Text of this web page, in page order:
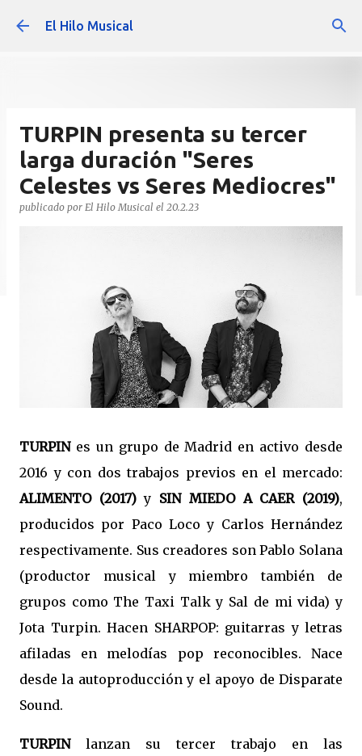
Ir al contenido principal
El Hilo Musical
TURPIN presenta su tercer
larga duración "Seres
Celestes vs Seres Mediocres"
publicado por El Hilo Musical el 20.2.23
TURPINes un grupo de Madrid en activo desde
2016 y con dos trabajos previos en el mercado:
ALIMENTO (2017)y SIN MIEDO A CAER (2019),
producidos por Paco Loco y Carlos Hernández
respectivamente. Sus creadores son Pablo Solana
(productor musical y miembro también de
grupos como The Taxi Talk y Sal de mi vida) y
Jota Turpin. Hacen SHARPOP: guitarras y letras
afiladas en melodías pop reconocibles. Nace
desde la autoproducción y el apoyo de Disparate
Sound.
TURPINlanzan su tercer trabajo en las